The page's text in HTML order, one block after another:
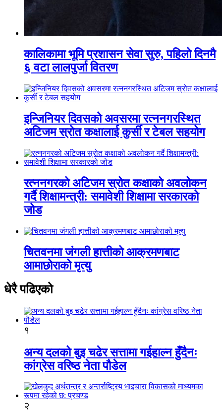
कालिकामा भूमि प्रशासन सेवा सुरु, पहिलो दिनमै
६ वटा लालपुर्जा वितरण
इन्जिनियर दिवसको अवसरमा रत्ननगरस्थित
अटिजम स्रोत कक्षालाई कुर्सी र टेबल सहयोग
रत्ननगरको अटिजम स्रोत कक्षाको अवलोकन
गर्दै शिक्षामन्त्री: समावेशी शिक्षामा सरकारको
जोड
चितवनमा जंगली हात्तीको आक्रमणबाट
आमाछोराको मृत्यु
धेरै पढिएको
१
अन्य दलको बुइ चढेर सत्तामा गईहाल्न हुँदैनः
कांग्रेस वरिष्ठ नेता पौडेल
२